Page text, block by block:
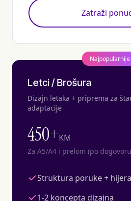
Zatraži
Najpopularnije
Letci / Brošura
Dizajn letaka + priprema za
adaptacije
450+KM
Za A5/A4 i prelom (po
Struktura poruke +
1-2 koncepta dizajna